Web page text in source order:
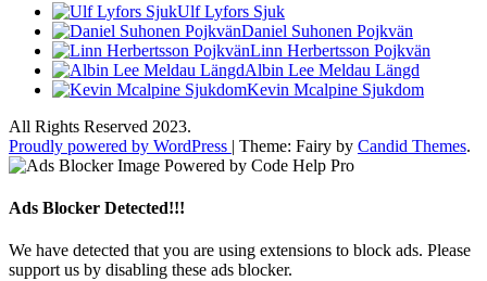
Ulf Lyfors Sjuk
Daniel Suhonen Pojkvän
Linn Herbertsson Pojkvän
Albin Lee Meldau Längd
Kevin Mcalpine Sjukdom
All Rights Reserved 2023.
Proudly powered by WordPress | Theme: Fairy by Candid Themes.
Ads Blocker Detected!!!
We have detected that you are using extensions to block ads. Please
support us by disabling these ads blocker.